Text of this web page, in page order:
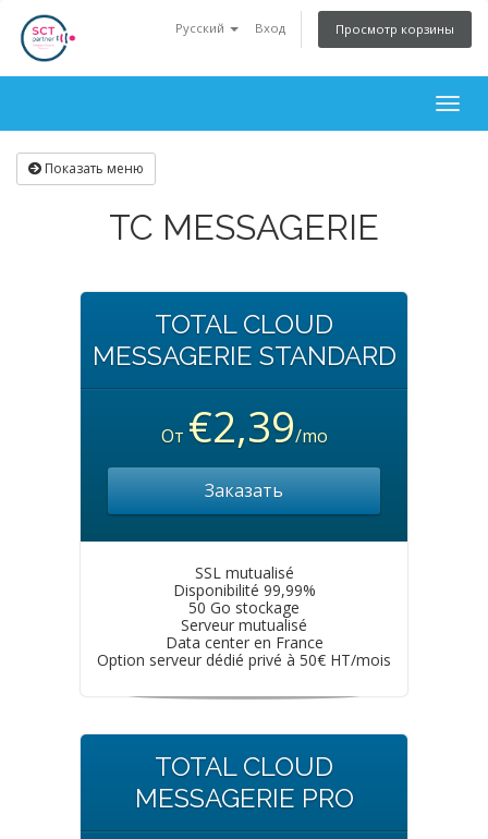
Русский Вход Просмотр корзины
Показать меню
TC MESSAGERIE
TOTAL CLOUD
MESSAGERIE STANDARD
От €2,39/mo
Заказать
SSL mutualisé
Disponibilité 99,99%
50 Go stockage
Serveur mutualisé
Data center en France
Option serveur dédié privé à 50€ HT/mois
TOTAL CLOUD
MESSAGERIE PRO